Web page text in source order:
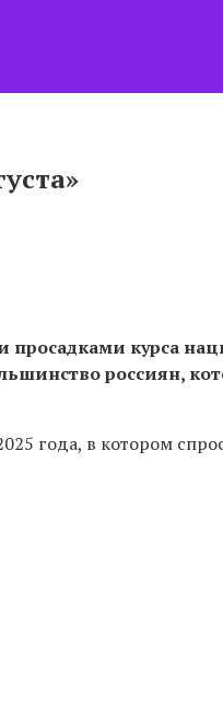
просадками курса
россиян,
года, в котором